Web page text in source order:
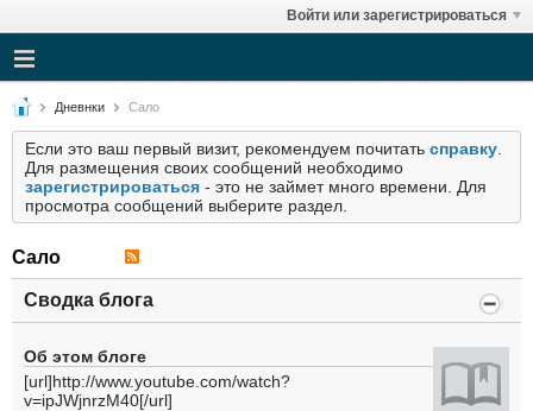
Войти или зарегистрироваться
Дневнки Сало
Если это ваш первый визит, рекомендуем почитать справку
Для размещения своих сообщений необходимо
зарегистрироваться - это не займет много времени. Для
просмотра сообщений выберите раздел.
Сало
Сводка блога
Об этом блоге
[url]http://www.youtube.com/watch?
v=ipJWjnrzM40[/url]